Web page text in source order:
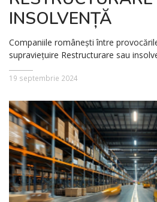
INSOLVENȚĂ
Companiile românești între
supraviețuire Restructurare sau
19 septembrie 2024